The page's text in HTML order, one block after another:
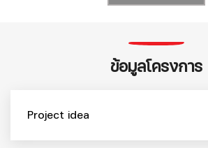
ข้อมูลโครงการ
Project idea